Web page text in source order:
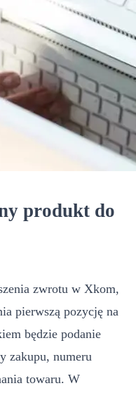
produkt do
zwrotu w Xkom,
pierwszą pozycję na
będzie podanie
zakupu, numeru
towaru. W